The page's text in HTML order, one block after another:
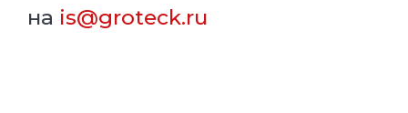
на is@groteck.ru